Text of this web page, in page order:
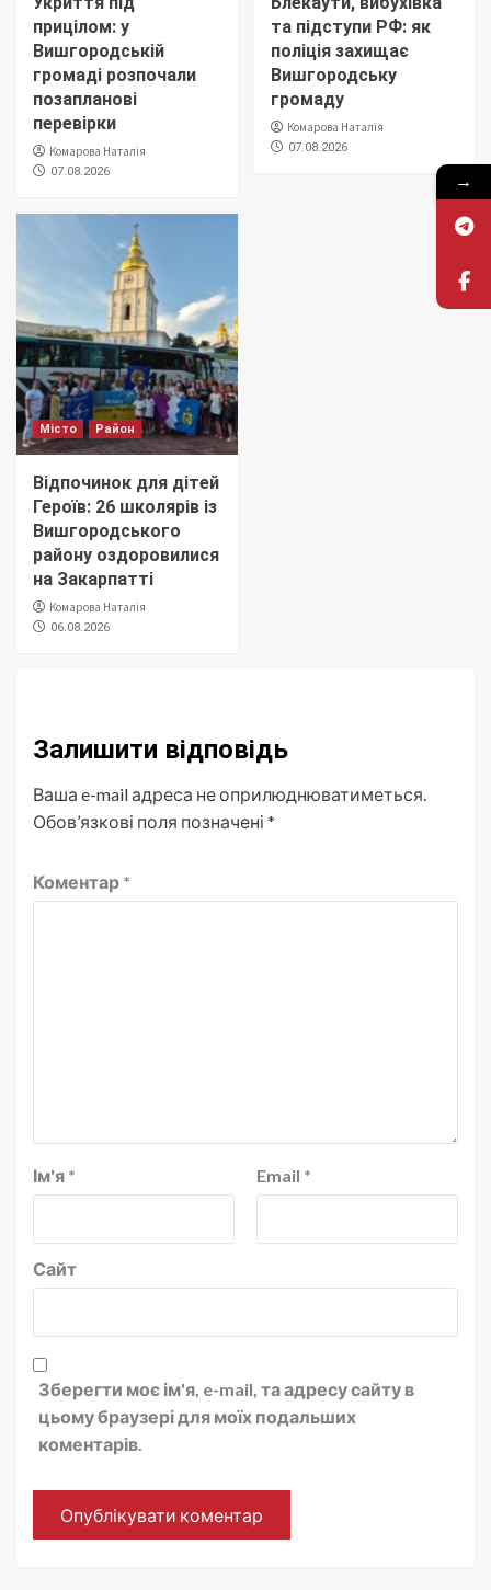
прицілом: у
Вишгородській
громаді розпочали
позапланові
перевірки
Комарова Наталія
07.08.2026
та підступи РФ: як
поліція захищає
Вишгородську
громаду
Комарова Наталія
07.08.2026
Місто Район
Відпочинок для дітей
Героїв: 26 школярів із
Вишгородського
району оздоровилися
на Закарпатті
Комарова Наталія
06.08.2026
Залишити відповідь
Ваша e-mail адреса не оприлюднюватиметься.
Обов’язкові поля позначені *
Коментар *
Ім'я * Email *
Сайт
Зберегти моє ім'я, e-mail, та адресу сайту в
цьому браузері для моїх подальших
коментарів.
→